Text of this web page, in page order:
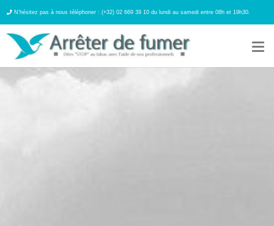
N’hésitez pas à nous téléphoner : (+32) 02 669 39 10 du lundi au samedi entre 08h et 19h30.